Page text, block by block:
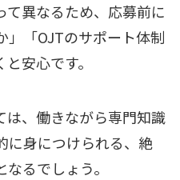
て異なるため、応募前に
」「OJTのサポート体制
安心です。
は、働きながら専門知識
に身につけられる、絶
るでしょう。